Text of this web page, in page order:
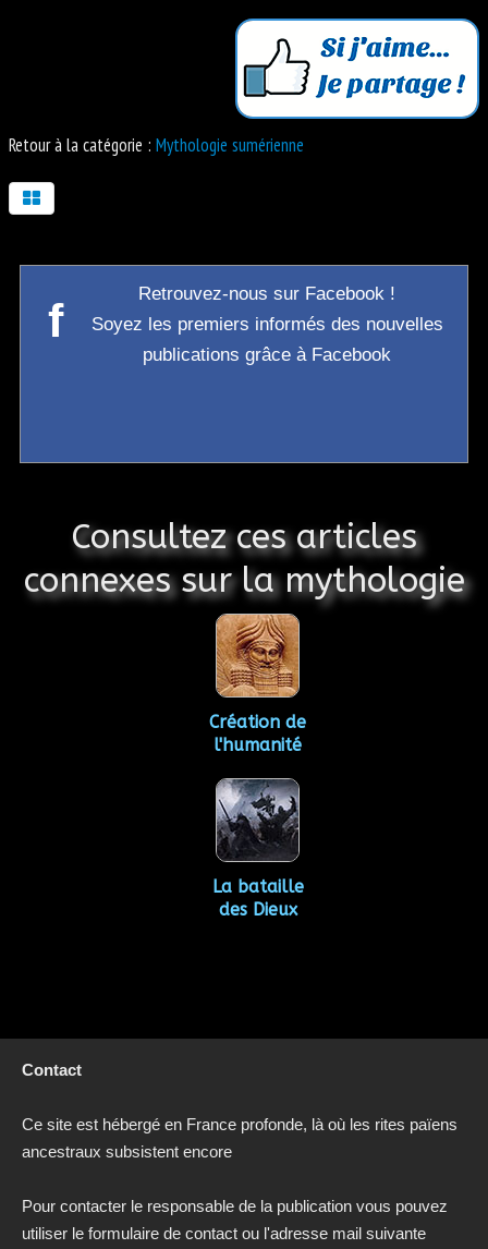
Retour à la catégorie : Mythologie sumérienne
f
Retrouvez-nous sur Facebook !
Soyez les premiers informés des nouvelles
publications grâce à Facebook
Consultez ces articles
connexes sur la mythologie
Création de
l'humanité
La bataille
des Dieux
Contact
Ce site est hébergé en France profonde, là où les rites païens
ancestraux subsistent encore
Pour contacter le responsable de la publication vous pouvez
utiliser le formulaire de contact ou l'adresse mail suivante